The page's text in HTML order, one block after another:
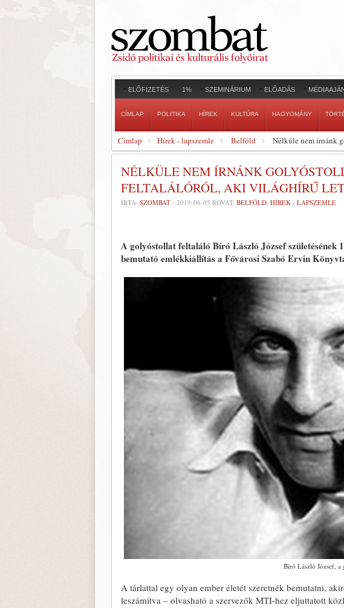
ELŐFIZETÉS 1% SZEMINÁRIUM ELŐADÁS
CÍMLAP POLITIKA HÍREK KULTÚRA HAGYOMÁNY
Címlap Hírek - lapszemle Belföld Nélküle nem írnánk
NÉLKÜLE NEM ÍRNÁNK
FELTALÁLÓRÓL, AKI VILÁGHÍRŰ
ÍRTA: SZOMBAT - 2019-06-05 ROVAT: BELFÖLD, HÍREK - LAPSZEMLE
A golyóstollat feltaláló Bíró László József
bemutató emlékkiállítás a Fővárosi Szabó Ervin
Bíró László József,
A tárlattal egy olyan ember életét szeretnék bemutatni,
leszámítva – olvasható a szervezők MTI-hez eljuttatott